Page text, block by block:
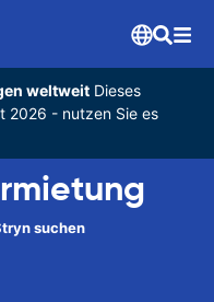
weltweitDieses
2026 - nutzen Sie es
suchen